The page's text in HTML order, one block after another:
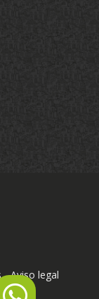
-Aviso legal